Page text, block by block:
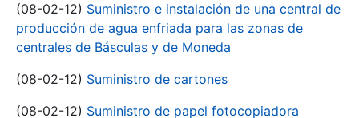
(08-02-12) Suministro e instalación de una central de
producción de agua enfriada para las zonas de
centrales de Básculas y de Moneda
(08-02-12) Suministro de cartones
(08-02-12) Suministro de papel fotocopiadora